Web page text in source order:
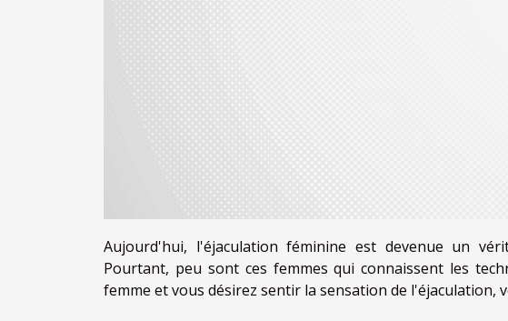
Aujourd'hui, l'éjaculation féminine est devenue un
Pourtant, peu sont ces femmes qui connaissent les
femme et vous désirez sentir la sensation de l'éjaculation,